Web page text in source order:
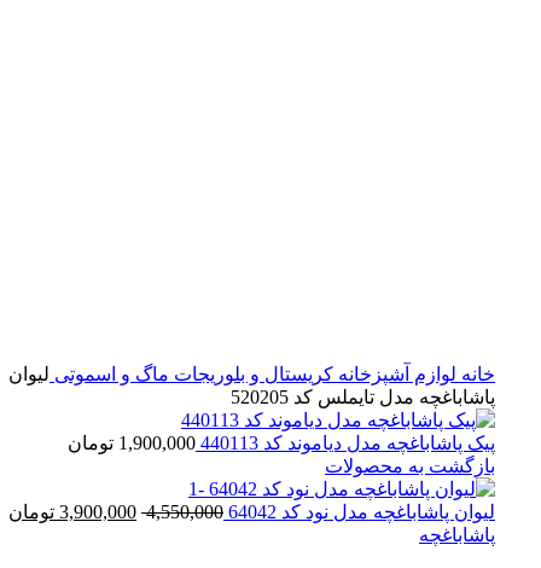
خانه لوازم آشپزخانه کریستال و بلوریجات ماگ و اسموتی لیوان
پاشاباغچه مدل تایملس کد 520205
پیک پاشاباغچه مدل دیاموند کد 440113 1,900,000 تومان
بازگشت به محصولات
لیوان پاشاباغچه مدل نود کد 64042 4,550,000 قیمت
3,900,000 تومان
پاشاباغچه